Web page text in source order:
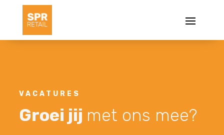
VACATURES
Groei jij met ons mee?